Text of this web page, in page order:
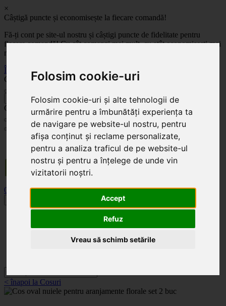
Folosim cookie-uri
Folosim cookie-uri și alte tehnologii de
urmărire pentru a îmbunătăți experiența ta
de navigare pe website-ul nostru, pentru
afișa conținut și reclame personalizate,
pentru a analiza traficul de pe website-ul
nostru și pentru a înțelege de unde vin
vizitatorii noștri.
Accept
Refuz
Vreau să schimb setările
×
Câștigă puncte și economisește la fiecare comandă!
Fă-ți cont pe site-ul nostru și câștigi puncte de fidelitate pentru
fiecare comandă! Cu cât comanzi mai mult, cu atât economisești mai
mult!
Înregistrează-te acum
Celoplast
Celoplast
Transportul este GRATUIT pentru comenzile mai mari de 350 Lei. Comanda minimă în
valoare de 100 Lei. Expediere în 1 - 2 zile lucrătoare.
0
Categorii
< înapoi la Cosuri